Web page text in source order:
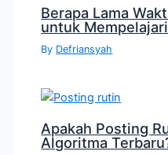
Berapa Lama
untuk
By Defriansyah
Apakah Posting
Algoritma